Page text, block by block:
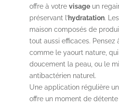
offre à votre visageun
préservant l’hydratation.
maison composés de
tout aussi efficaces. Pensez
comme le yaourt nature,
doucement la peau, ou le
antibactérien naturel.
Une application régulière
offre un moment de